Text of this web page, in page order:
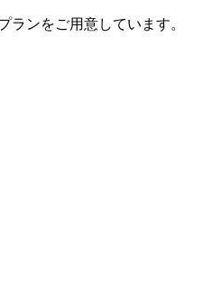
ランをご用意しています。